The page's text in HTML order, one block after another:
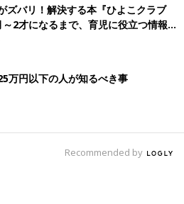
ズバリ！解決する本『ひよこクラブ
2才になるまで、育児に役立つ情報が
万円以下の人が知るべき事
Recommended by